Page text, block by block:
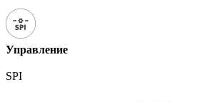
Управление
SPI